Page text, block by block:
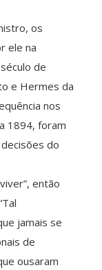
os
ele na
de
e Hermes da
nos
1894, foram
do
então
jamais se
de
ousaram